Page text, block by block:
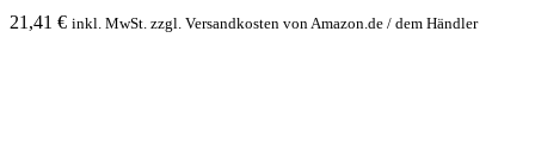
21,41 € inkl. MwSt. zzgl. Versandkosten von Amazon.de / dem Händler